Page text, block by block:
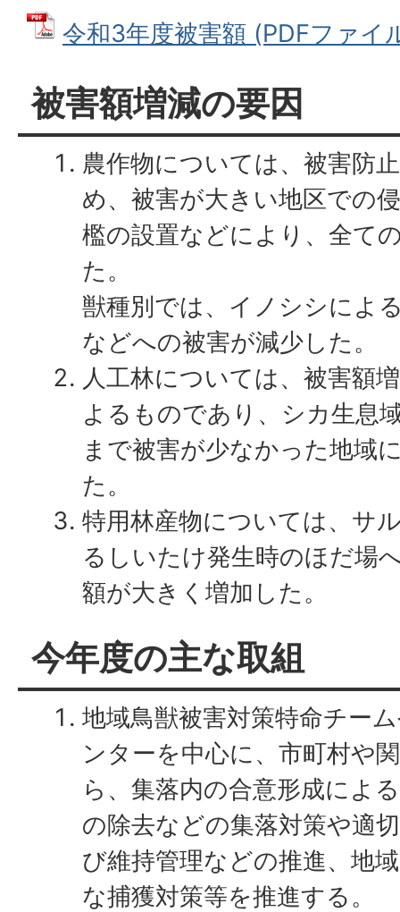
令和3年度被害額 (PDFファイ
被害額増減の要因
農作物については、被害防
め、被害が大きい地区での
檻の設置などにより、全て
た。
獣種別では、イノシシによ
などへの被害が減少した。
人工林については、被害額
よるものであり、シカ生息
まで被害が少なかった地域
た。
特用林産物については、サ
るしいたけ発生時のほだ場
額が大きく増加した。
今年度の主な取組
地域鳥獣被害対策特命チー
ンターを中心に、市町村や
ら、集落内の合意形成によ
の除去などの集落対策や適
び維持管理などの推進、地
な捕獲対策等を推進する。